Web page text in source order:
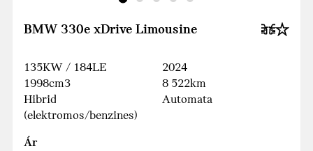
BMW 330e xDrive Limousine
135KW / 184LE
1998cm3
Hibrid
(elektromos/benzines)
2024
8 522km
Automata
Ár